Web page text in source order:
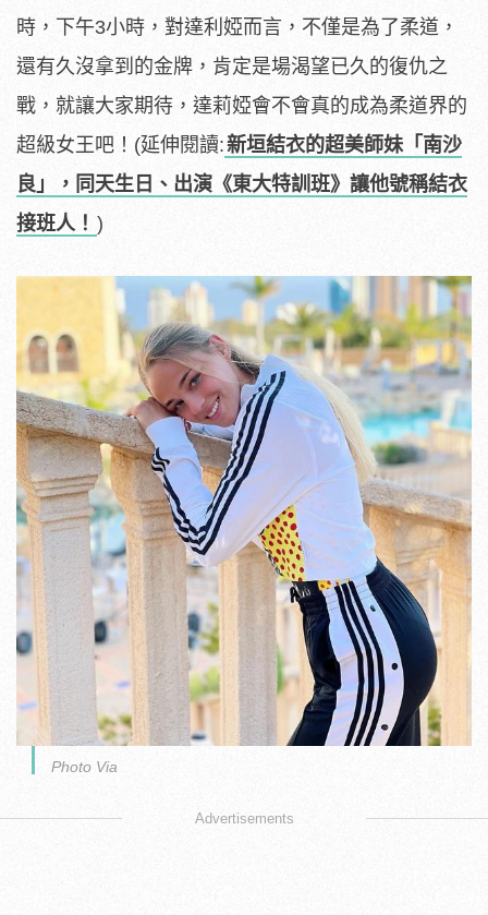
時，下午3小時，對達利婭而言，不僅是為了柔道，
還有久沒拿到的金牌，肯定是場渴望已久的復仇之
戰，就讓大家期待，達莉婭會不會真的成為柔道界的
超級女王吧！(延伸閱讀:新垣結衣的超美師妹「南沙
良」，同天生日、出演《東大特訓班》讓他號稱結衣
接班人！ )
Photo Via
Advertisements